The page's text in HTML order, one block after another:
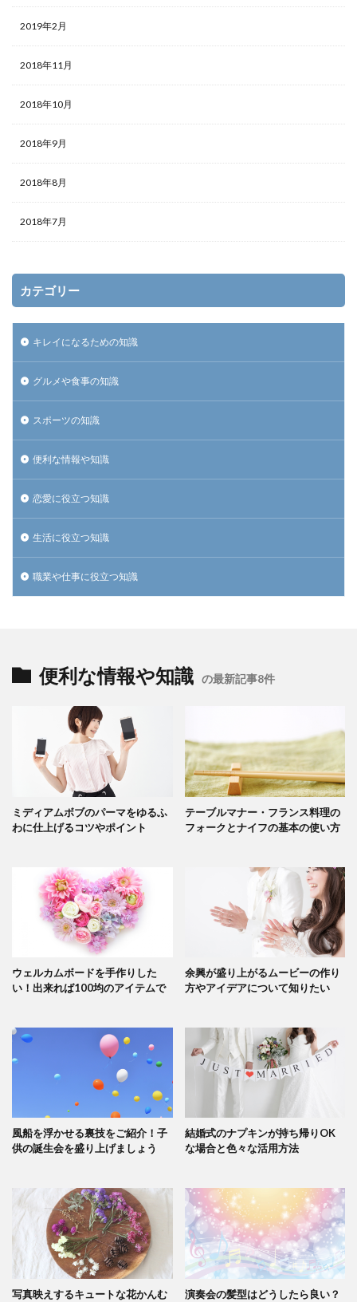
2019年2月
2018年11月
2018年10月
2018年9月
2018年8月
2018年7月
カテゴリー
キレイになるための知識
グルメや食事の知識
スポーツの知識
便利な情報や知識
恋愛に役立つ知識
生活に役立つ知識
職業や仕事に役立つ知識
便利な情報や知識 の最新記事8件
ミディアムボブのパーマをゆるふ
わに仕上げるコツやポイント
テーブルマナー・フランス料理の
フォークとナイフの基本の使い方
ウェルカムボードを手作りした
い！出来れば100均のアイテムで
余興が盛り上がるムービーの作り
方やアイデアについて知りたい
風船を浮かせる裏技をご紹介！子
供の誕生会を盛り上げましょう
結婚式のナプキンが持ち帰りOK
な場合と色々な活用方法
写真映えするキュートな花かんむ 演奏会の髪型はどうしたら良い？